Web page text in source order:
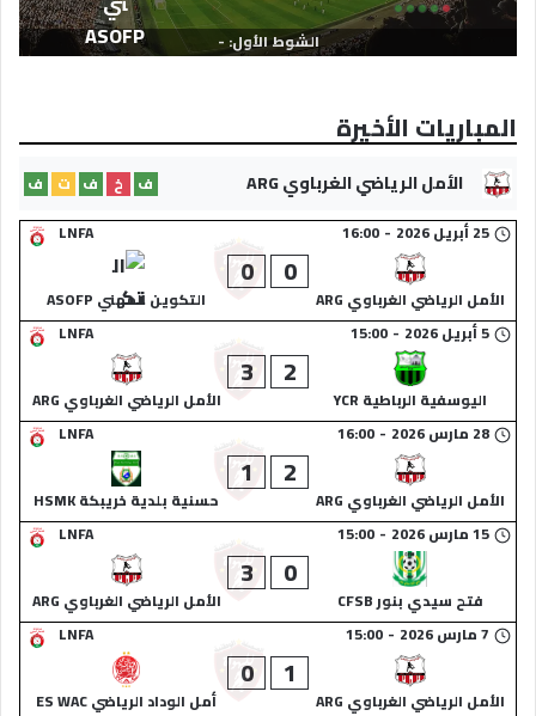
الشوط الأول: -
المباريات الأخيرة
الأمل الرياضي الغرباوي ARG ف خ ف ت
ف
LNFA
25 أبريل 2026 -
16:00
الأمل الرياضي الغرباوي ARG
0
0
التكوين المهني ASOFP
LNFA
5 أبريل 2026 -
15:00
اليوسفية الرباطية YCR
2
3
الأمل الرياضي الغرباوي ARG
LNFA
28 مارس 2026 -
16:00
الأمل الرياضي الغرباوي ARG
2
1
حسنية بلدية خريبكة HSMK
LNFA
15 مارس 2026 -
15:00
فتح سيدي بنور CFSB
0
3
الأمل الرياضي الغرباوي ARG
LNFA
7 مارس 2026 -
15:00
الأمل الرياضي الغرباوي ARG
1
0
أمل الوداد الرياضي ES WAC